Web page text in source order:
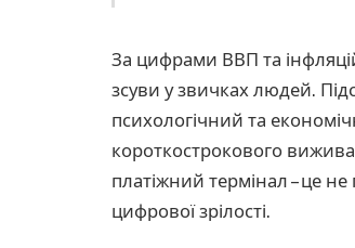
За цифрами ВВП та
зсуви у звичках людей.
психологічний та
короткострокового
платіжний термінал – це не
цифрової зрілості.